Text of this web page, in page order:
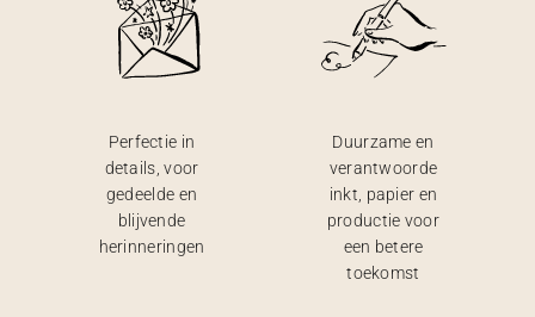
Perfectie in
details, voor
gedeelde en
blijvende
herinneringen
Duurzame en
verantwoorde
inkt, papier en
productie voor
een betere
toekomst